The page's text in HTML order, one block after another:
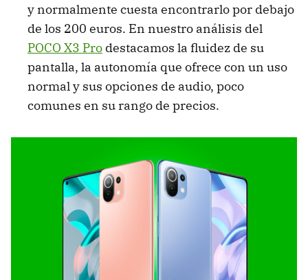
y normalmente cuesta encontrarlo por debajo
de los 200 euros. En nuestro análisis del
POCO X3 Pro destacamos la fluidez de su
pantalla, la autonomía que ofrece con un uso
normal y sus opciones de audio, poco
comunes en su rango de precios.